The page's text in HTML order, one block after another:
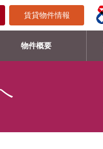
賃貸物件情報
物件概要